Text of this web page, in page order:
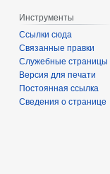
Инструменты
Ссылки сюда
Связанные правки
Служебные страницы
Версия для печати
Постоянная ссылка
Сведения о странице